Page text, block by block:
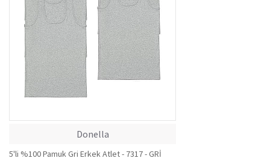
Donella
5'li %100 Pamuk Gri Erkek Atlet - 7317 - GRİ